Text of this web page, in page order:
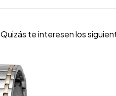
Quizás te interesen los